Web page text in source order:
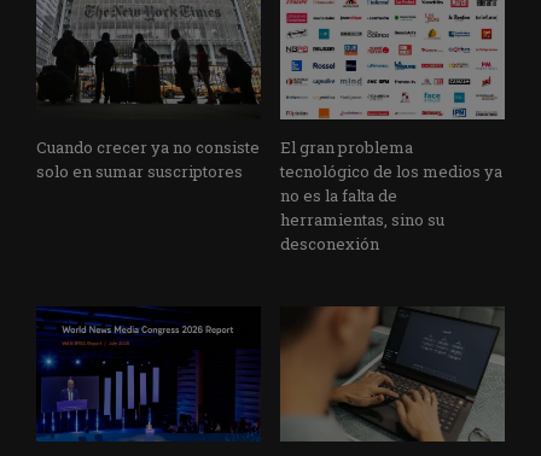
Cuando crecer ya no consiste
solo en sumar suscriptores
El gran problema
tecnológico de los medios ya
no es la falta de
herramientas, sino su
desconexión